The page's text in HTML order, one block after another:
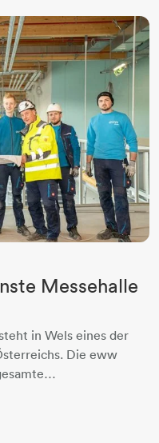
Messehalle
in Wels eines der
Die eww